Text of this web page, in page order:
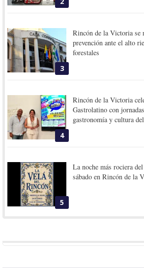
3
Rincón de la Victoria se
prevención ante el alto
forestales
4
Rincón de la Victoria
Gastrolatino con
gastronomía y cultura
5
La noche más rociera
sábado en Rincón de la